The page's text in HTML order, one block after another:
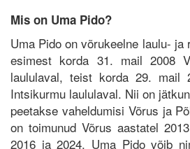
Mis on Uma Pido?
Uma Pido on võrukeelne laulu- ja
esimest korda 31. mail 2008
laululaval, teist korda 29. mail
Intsikurmu laululaval. Nii on
peetakse vaheldumisi Võrus ja
on toimunud Võrus aastatel
2016 ja 2024. Uma Pido võib